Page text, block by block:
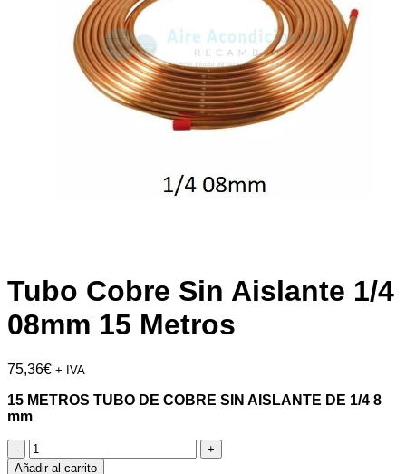
Tubo Cobre Sin Aislante 1/4
08mm 15 Metros
75,36€ + IVA
15 METROS TUBO DE COBRE SIN AISLANTE DE 1/4 8
mm
Tubo
Cobre
Añadir al carrito